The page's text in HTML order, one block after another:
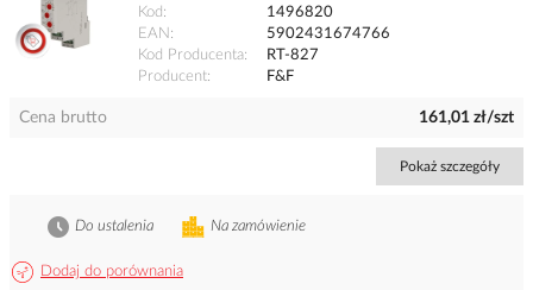
Kod
1496820
EAN
5902431674766
Kod Producenta
RT-827
Producent
F&F
Cena brutto 161,01 zł/szt
Pokaż szczegóły
Dodaj do porównania
Na zamówienie
Do ustalenia